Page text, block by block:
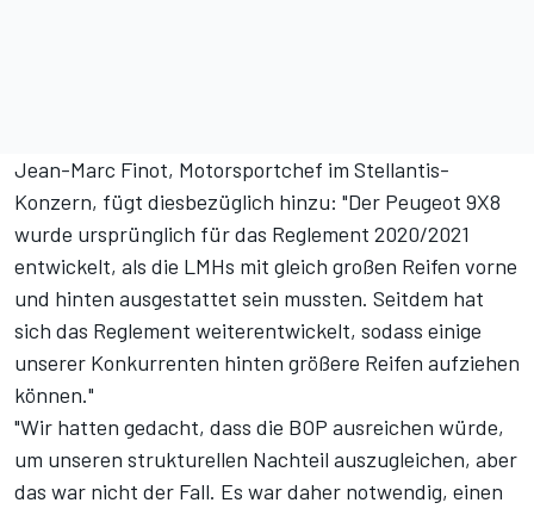
Jean-Marc Finot, Motorsportchef im Stellantis-
Konzern, fügt diesbezüglich hinzu: "Der Peugeot 9X8
wurde ursprünglich für das Reglement 2020/2021
entwickelt, als die LMHs mit gleich großen Reifen vorne
und hinten ausgestattet sein mussten. Seitdem hat
sich das Reglement weiterentwickelt, sodass einige
unserer Konkurrenten hinten größere Reifen aufziehen
können."
"Wir hatten gedacht, dass die BOP ausreichen würde,
um unseren strukturellen Nachteil auszugleichen, aber
das war nicht der Fall. Es war daher notwendig, einen